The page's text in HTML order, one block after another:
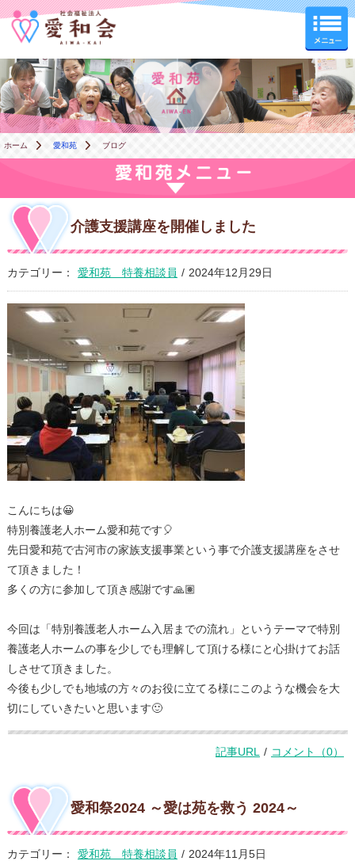
愛和苑
ホーム 愛和苑 ブログ
介護支援講座を開催しました
カテゴリー： 愛和苑 特養相談員 / 2024年12月29日
こんにちは😀
特別養護老人ホーム愛和苑です🎈
先日愛和苑で古河市の家族支援事業という事で介護支援講座をさせ
て頂きました！
多くの方に参加して頂き感謝です🙏🏽
今回は「特別養護老人ホーム入居までの流れ」というテーマで特別
養護老人ホームの事を少しでも理解して頂ける様にと心掛けてお話
しさせて頂きました。
今後も少しでも地域の方々のお役に立てる様にこのような機会を大
切にしていきたいと思います🙂
記事URL / コメント（0）
愛和祭2024 ～愛は苑を救う 2024～
カテゴリー： 愛和苑 特養相談員 / 2024年11月5日